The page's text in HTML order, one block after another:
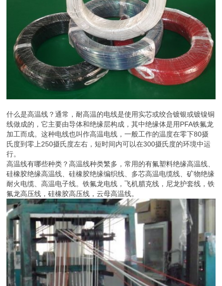
什么是高温线？通常，耐高温的电线是使用实芯或绞合镀银或镀镍铜
线做成的，它主要由导体和绝缘层构成，其中绝缘体是用PFA铁氟龙
加工而成。这种电线也叫作高温电线，一般工作的温度在零下80摄
氏度到零上250摄氏度左右，短时间内可以在300摄氏度的环境中运
行。
高温线有哪些种类？高温线种类繁多，常用的有氟塑料绝缘高温线、
硅橡胶绝缘高温线、硅橡胶绝缘编织线、多芯高温电缆线、矿物绝缘
耐火电缆、高温电子线。铁氟龙电线，飞机腊克线，尼龙护套线，铁
氟龙高压线，硅橡胶高压线，云母高温线。